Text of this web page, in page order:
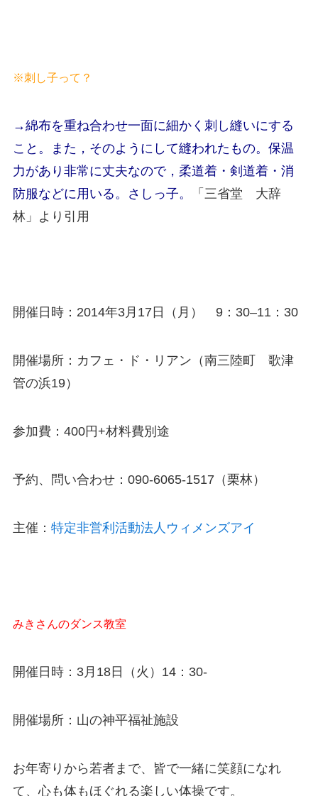
※刺し子って？
→綿布を重ね合わせ一面に細かく刺し縫いにする
こと。また，そのようにして縫われたもの。保温
力があり非常に丈夫なので，柔道着・剣道着・消
防服などに用いる。さしっ子。
「三省堂 大辞
林」より引用
開催日時：2014年3月17日（月） 9：30–11：30
開催場所：カフェ・ド・リアン（南三陸町 歌津
管の浜19）
参加費：400円+材料費別途
予約、問い合わせ：090-6065-1517（栗林）
主催： 特定非営利活動法人ウィメンズアイ
みきさんのダンス教室
開催日時：3月18日（火）14：30-
開催場所：山の神平福祉施設
お年寄りから若者まで、皆で一緒に笑顔になれ
て、心も体もほぐれる楽しい体操です。